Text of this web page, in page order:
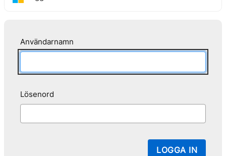
Användarnamn
Lösenord
LOGGA IN